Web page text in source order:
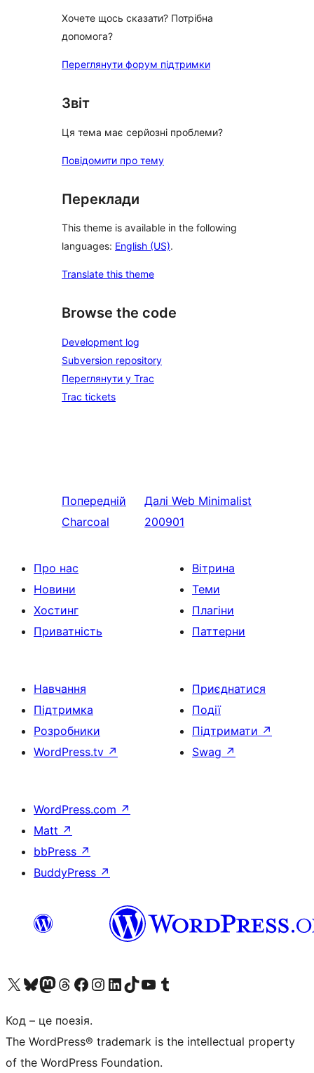
Хочете щось сказати? Потрібна
допомога?
Переглянути форум підтримки
Звіт
Ця тема має серйозні проблеми?
Повідомити про тему
Переклади
This theme is available in the following
languages: English (US).
Translate this theme
Browse the code
Development log
Subversion repository
Переглянути у Trac
Trac tickets
Попередній
Charcoal
Далі Web Minimalist
200901
Про нас
Новини
Хостинг
Приватність
Вітрина
Теми
Плагіни
Паттерни
Навчання
Підтримка
Розробники
WordPress.tv ↗
Приєднатися
Події
Підтримати ↗
Swag ↗
WordPress.com ↗
Matt ↗
bbPress ↗
BuddyPress ↗
Visit our X (formerly Twitter) account
Visit our Bluesky account
Завітайте до нашої стрічки в Mastodon
Visit our Threads account
Завітайте на нашу сторінку в Facebook
Visit our Instagram account
Visit our LinkedIn account
Visit our TikTok account
Visit our YouTube channel
Visit our Tumblr account
Код – це поезія.
The WordPress® trademark is the intellectual property
of the WordPress Foundation.